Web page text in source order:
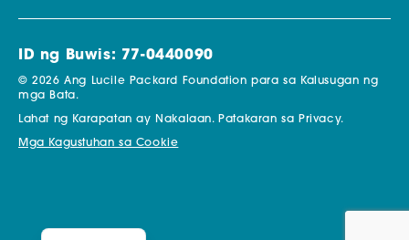
ID ng Buwis: 77-0440090
© 2026 Ang Lucile Packard Foundation para sa Kalusugan ng
mga Bata.
Lahat ng Karapatan ay Nakalaan. Patakaran sa Privacy.
Mga Kagustuhan sa Cookie